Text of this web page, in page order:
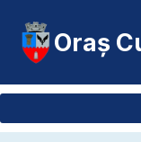
Oraș